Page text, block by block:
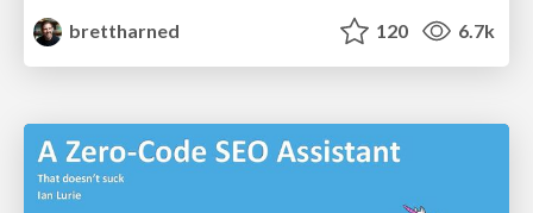
brettharned
120 6.7k